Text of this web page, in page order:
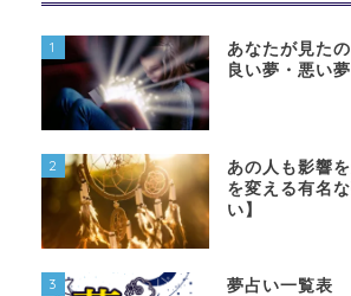
1
あなたが見た
良い夢・悪い
2
あの人も影響
を変える有名
い】
3 夢占い一覧表